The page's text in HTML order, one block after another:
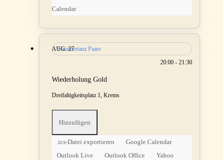
Calendar
Sommertanz Paare
AUG.27
20:00 - 21:30
Wiederholung Gold
Dreifaltigkeitsplatz 1, Krems
Hinzufügen
.ics-Datei exportieren
Google Calendar
Outlook Live
Outlook Office
Yahoo